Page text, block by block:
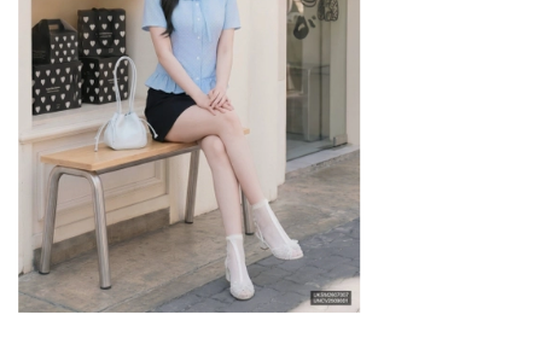
- Hỗ trợ tư vấn 24/7
- CAM KẾT TRỰC TIẾP SẢN XUẤT - BÁN HÀNG GIÁ
GỐC
- HÀNG LỖI ĐỔI TRẢ 1 ĐỔI 1 TRONG VÒNG 7
NGÀY
+ Khách hàng được đổi size, đổi màu trong 7 ngày
kể từ ngày nhận hàng, điều kiện sản phẩm còn
nguyên tem, mác của công ty và chưa qua sử dụng.